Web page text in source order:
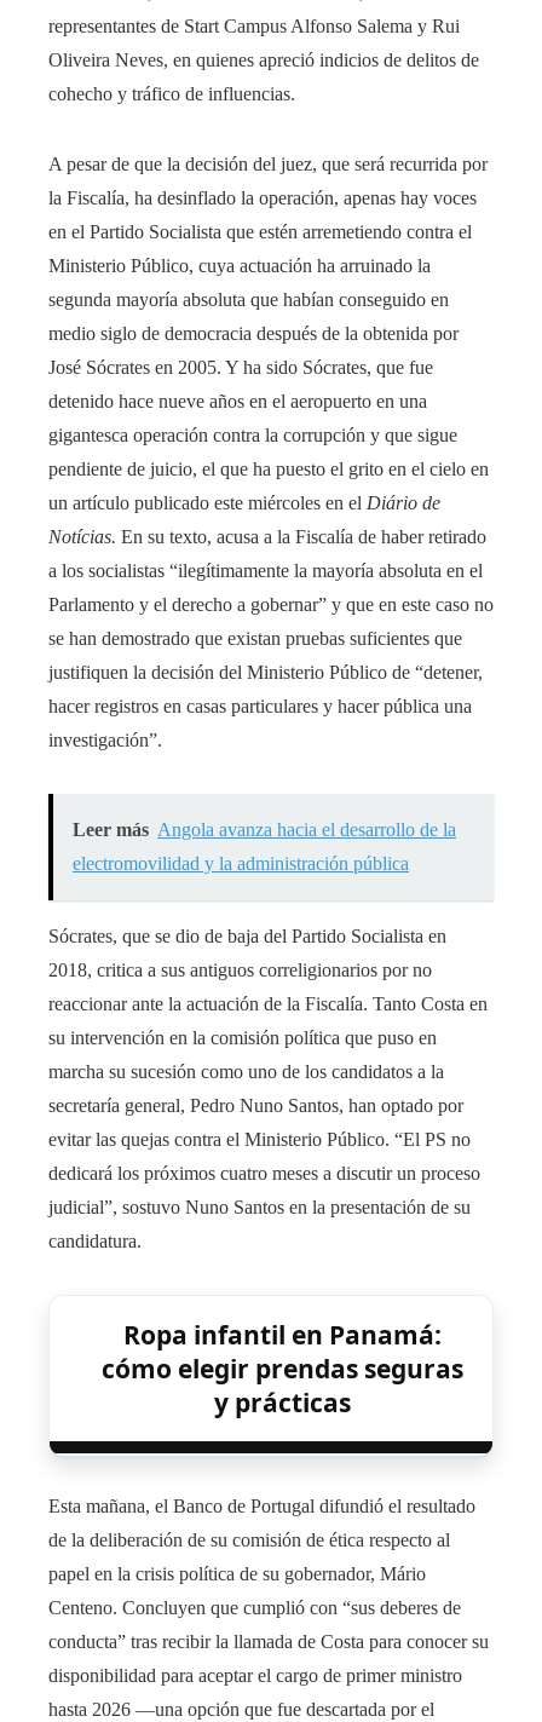
representantes de Start Campus Alfonso Salema y Rui
Oliveira Neves, en quienes apreció indicios de delitos de
cohecho y tráfico de influencias.
A pesar de que la decisión del juez, que será recurrida por
la Fiscalía, ha desinflado la operación, apenas hay voces
en el Partido Socialista que estén arremetiendo contra el
Ministerio Público, cuya actuación ha arruinado la
segunda mayoría absoluta que habían conseguido en
medio siglo de democracia después de la obtenida por
José Sócrates en 2005. Y ha sido Sócrates, que fue
detenido hace nueve años en el aeropuerto en una
gigantesca operación contra la corrupción y que sigue
pendiente de juicio, el que ha puesto el grito en el cielo en
un artículo publicado este miércoles en el Diário de
Notícias. En su texto, acusa a la Fiscalía de haber retirado
a los socialistas “ilegítimamente la mayoría absoluta en el
Parlamento y el derecho a gobernar” y que en este caso no
se han demostrado que existan pruebas suficientes que
justifiquen la decisión del Ministerio Público de “detener,
hacer registros en casas particulares y hacer pública una
investigación”.
Leer más Angola avanza hacia el desarrollo de la
electromovilidad y la administración pública
Sócrates, que se dio de baja del Partido Socialista en
2018, critica a sus antiguos correligionarios por no
reaccionar ante la actuación de la Fiscalía. Tanto Costa en
su intervención en la comisión política que puso en
marcha su sucesión como uno de los candidatos a la
secretaría general, Pedro Nuno Santos, han optado por
evitar las quejas contra el Ministerio Público. “El PS no
dedicará los próximos cuatro meses a discutir un proceso
judicial”, sostuvo Nuno Santos en la presentación de su
candidatura.
Ropa infantil en Panamá:
cómo elegir prendas seguras
y prácticas
Esta mañana, el Banco de Portugal difundió el resultado
de la deliberación de su comisión de ética respecto al
papel en la crisis política de su gobernador, Mário
Centeno. Concluyen que cumplió con “sus deberes de
conducta” tras recibir la llamada de Costa para conocer su
disponibilidad para aceptar el cargo de primer ministro
hasta 2026 ―una opción que fue descartada por el